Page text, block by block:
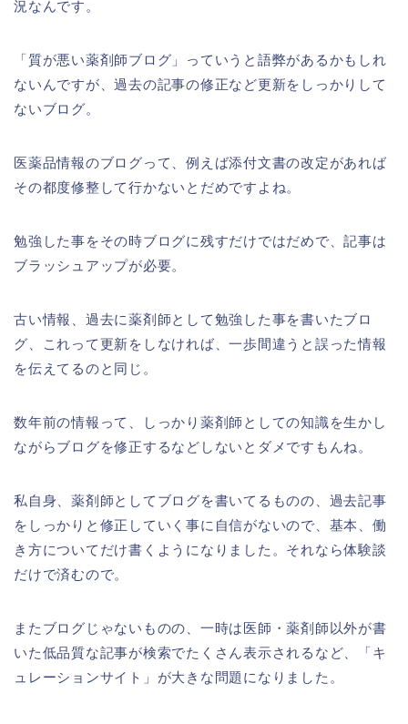
況なんです。
「質が悪い薬剤師ブログ」っていうと語弊があるかもしれ
ないんですが、過去の記事の修正など更新をしっかりして
ないブログ。
医薬品情報のブログって、例えば添付文書の改定があれば
その都度修整して行かないとだめですよね。
勉強した事をその時ブログに残すだけではだめで、記事は
ブラッシュアップが必要。
古い情報、過去に薬剤師として勉強した事を書いたブロ
グ、これって更新をしなければ、一歩間違うと誤った情報
を伝えてるのと同じ。
数年前の情報って、しっかり薬剤師としての知識を生かし
ながらブログを修正するなどしないとダメですもんね。
私自身、薬剤師としてブログを書いてるものの、過去記事
をしっかりと修正していく事に自信がないので、基本、働
き方についてだけ書くようになりました。それなら体験談
だけで済むので。
またブログじゃないものの、一時は医師・薬剤師以外が書
いた低品質な記事が検索でたくさん表示されるなど、「キ
ュレーションサイト」が大きな問題になりました。